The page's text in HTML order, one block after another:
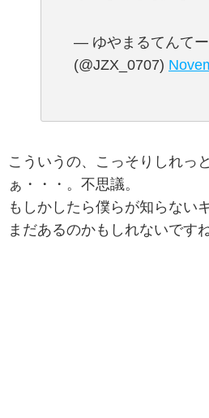
— ゆやまるてんて
(@JZX_0707)
こういうの、こっそりしれっ
ぁ・・・。不思議。
もしかしたら僕らが知らない
まだあるのかもしれないですね